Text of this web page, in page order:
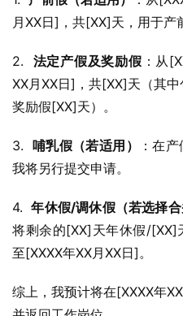
月XX日]，共[XX]天，用于产
2. 法定产假及奖励假 ：从
XX月XX日]，共[XX]天（其
奖励假[XX]天）。
3. 哺乳假（若适用）
：在
我将另行提交申请。
4. 年休假/调休假（若选择合
将剩余的[XX]天年休假/[XX]
至[XXXX年XX月XX日]。
综上，我预计将在[XXXX年